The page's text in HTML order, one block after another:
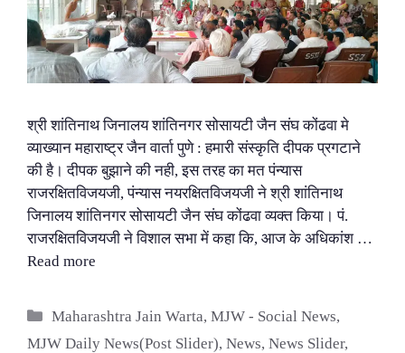
श्री शांतिनाथ जिनालय शांतिनगर सोसायटी जैन संघ कोंढवा मे
व्याख्यान महाराष्ट्र जैन वार्ता पुणे : हमारी संस्कृति दीपक प्रगटाने
की है। दीपक बुझाने की नही, इस तरह का मत पंन्यास
राजरक्षितविजयजी, पंन्यास नयरक्षितविजयजी ने श्री शांतिनाथ
जिनालय शांतिनगर सोसायटी जैन संघ कोंढवा व्यक्त किया। पं.
राजरक्षितविजयजी ने विशाल सभा में कहा कि, आज के अधिकांश …
Read more
Categories
Maharashtra Jain Warta,MJW - Social News,
MJW Daily News(Post Slider), News, News Slider,